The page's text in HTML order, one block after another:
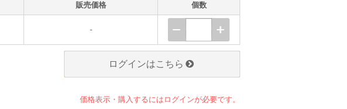
販売価格 個数
-
ログインはこちら
価格表示・購入するにはログインが必要です。